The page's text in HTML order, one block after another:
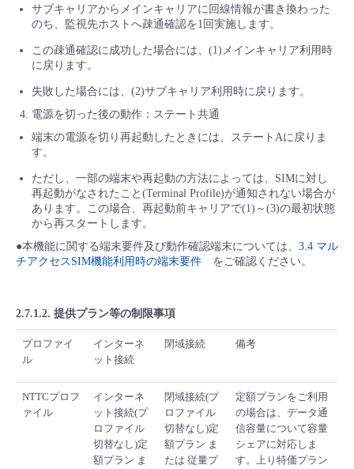
サブキャリアからメインキャリアに回線情報が書き換わった
のち、監視先ホストへ疎通確認を1回実施します。
この疎通確認に成功した場合には、(1)メインキャリア利用時
に戻ります。
失敗した場合には、(2)サブキャリア利用時に戻ります。
電源を切った後の動作：ステート共通
端末の電源を切り再起動したときには、ステートAに戻りま
す。
ただし、一部の端末や再起動の方法によっては、SIMに対し
再起動がなされたこと(Terminal Profile)が通知されない場合が
あります。この場合、再起動前キャリアで(1)～(3)の最初状態
から再スタートします。
●本機能に関する端末要件及び動作確認端末については、 3.4 マル
チアクセスSIM機能利用時の端末要件 をご確認ください。
2.7.1.2. 提供プラン等の制限事項
プロファイ
ル
インターネ
ット接続
閉域接続 備考
NTTCプロフ
ァイル
インターネ
ット接続(プ
ロファイル
切替なし)定
額プラン ま
閉域接続(プ
ロファイル
切替なし)定
額プラン ま
たは 従量プ
定額プランをご利用
の場合は、データ通
信容量について容量
シェアに対応しま
す。上り特価プラン